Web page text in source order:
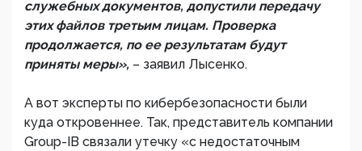
служебных документов, допустили передачу
этих файлов третьим лицам. Проверка
продолжается, по ее результатам будут
приняты меры», – заявил Лысенко.
А вот эксперты по кибербезопасности были
куда откровеннее. Так, представитель компании
Group-IB связали утечку «с недостаточным